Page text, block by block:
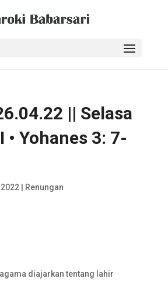
|| Selasa
• Yohanes 3: 7-
| Renungan
diajarkan tentang lahir